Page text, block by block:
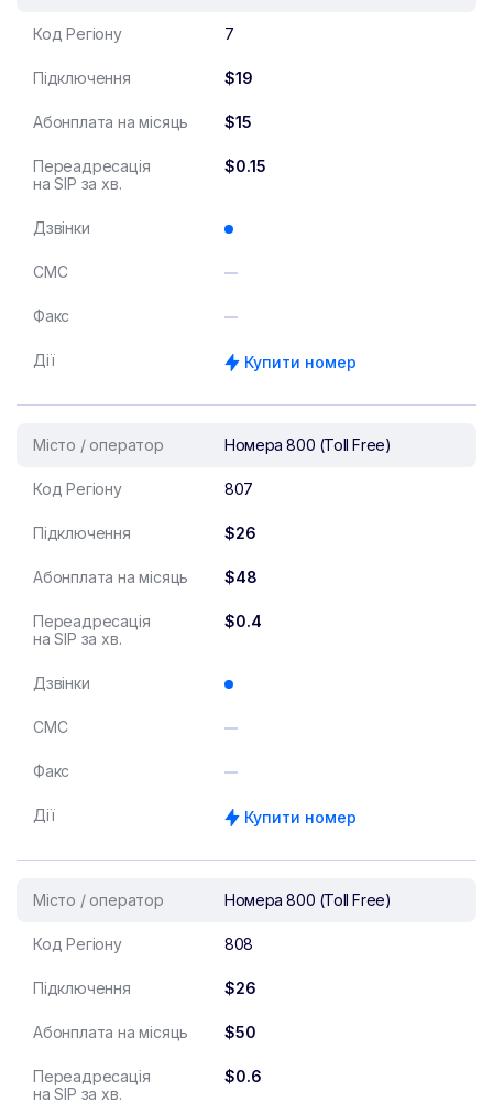
Код Регіону 7
Підключення $19
Абонплата на місяць $15
Переадресація
на SIP за хв.
$0.15
Дзвінки
СМС
Факс
Дії Купити номер
Місто / оператор Номера 800 (Toll Free)
Код Регіону 807
Підключення $26
Абонплата на місяць $48
Переадресація
на SIP за хв.
$0.4
Дзвінки
СМС
Факс
Дії Купити номер
Місто / оператор Номера 800 (Toll Free)
Код Регіону 808
Підключення $26
Абонплата на місяць $50
Переадресація
на SIP за хв.
$0.6